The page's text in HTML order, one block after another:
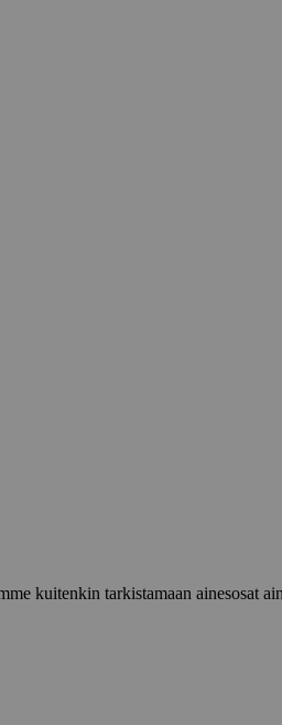
kuitenkin tarkistamaan ainesosat